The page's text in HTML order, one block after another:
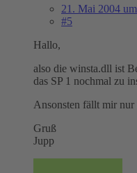
21. Mai 2004
#5
Hallo,
also die winsta.dll ist
das SP 1 nochmal zu
Ansonsten fällt mir nur
Gruß
Jupp